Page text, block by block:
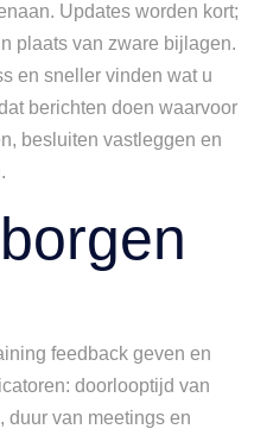
Updates worden kort;
plaats van zware bijlagen.
en sneller vinden wat u
berichten doen waarvoor
besluiten vastleggen en
feedback geven en
doorlooptijd van
duur van meetings en